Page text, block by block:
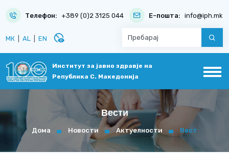
Телефон: +389 (0)2 3125 044 Е-пошта: info@iph.mk
МК AL EN disabled_visible
Институт за јавно здравје на
Република С. Македонија
Вести
Дома Новости Актуелности Вест